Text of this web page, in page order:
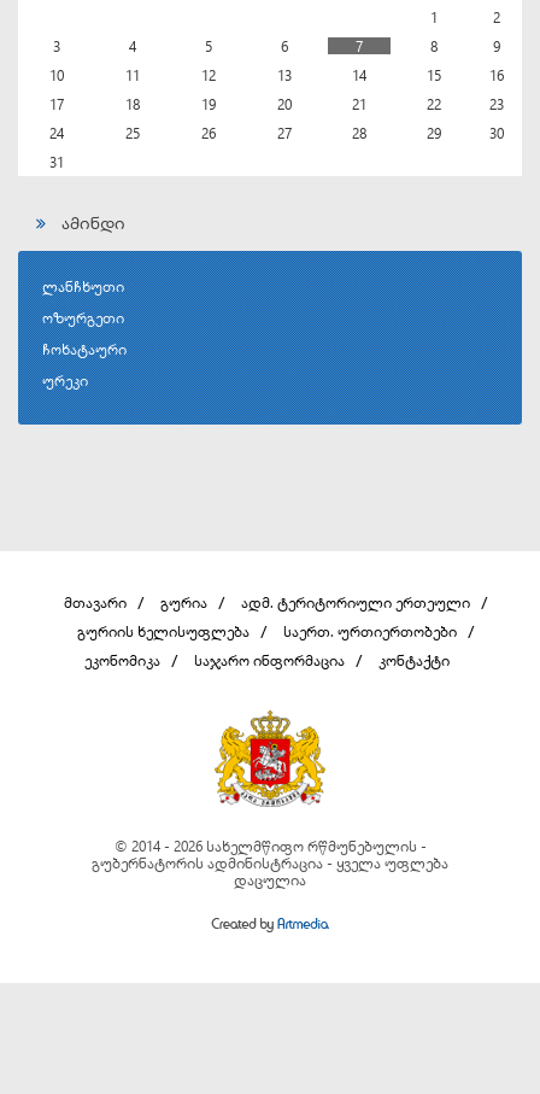
1
2
3
4 5 6 7 8
9
10
11 12 13 14 15
16
17
18 19 20 21 22
23
24
25 26 27 28 29
30
31
ამინდი
ლანჩხუთი
ოზურგეთი
ჩოხატაური
ურეკი
მთავარი გურია
ადმ. ტერიტორიული ერთეული
გურიის ხელისუფლება
საერთ. ურთიერთობები
ეკონომიკა
საჯარო ინფორმაცია კონტაქტი
© 2014 - 2026 სახელმწიფო რწმუნებულის -
გუბერნატორის ადმინისტრაცია - ყველა უფლება
დაცულია